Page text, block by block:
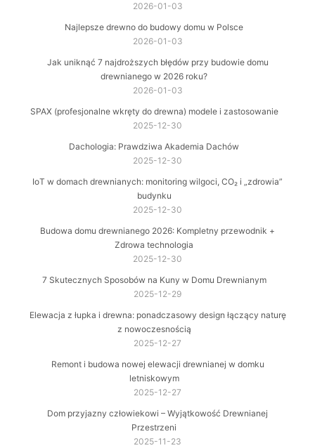
2026-01-03
Najlepsze drewno do budowy domu w Polsce
2026-01-03
Jak uniknąć 7 najdroższych błędów przy budowie domu
drewnianego w 2026 roku?
2026-01-03
SPAX (profesjonalne wkręty do drewna) modele i zastosowanie
2025-12-30
Dachologia: Prawdziwa Akademia Dachów
2025-12-30
IoT w domach drewnianych: monitoring wilgoci, CO₂ i „zdrowia”
budynku
2025-12-30
Budowa domu drewnianego 2026: Kompletny przewodnik +
Zdrowa technologia
2025-12-30
7 Skutecznych Sposobów na Kuny w Domu Drewnianym
2025-12-29
Elewacja z łupka i drewna: ponadczasowy design łączący naturę
z nowoczesnością
2025-12-27
Remont i budowa nowej elewacji drewnianej w domku
letniskowym
2025-12-27
Dom przyjazny człowiekowi – Wyjątkowość Drewnianej
Przestrzeni
2025-11-23